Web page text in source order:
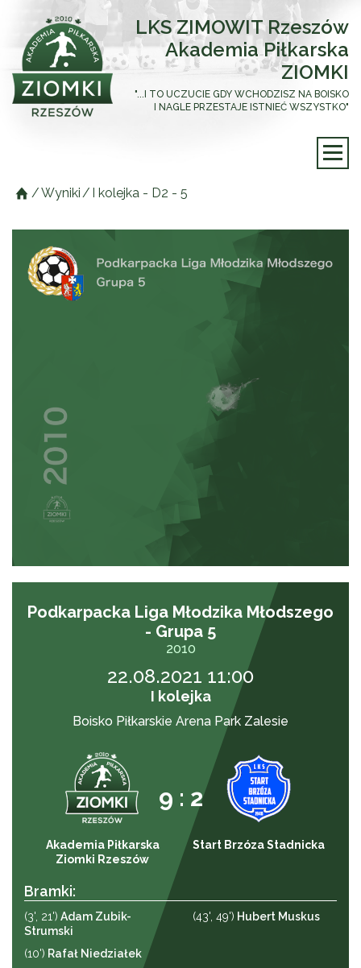
LKS ZIMOWIT Rzeszów
Akademia Piłkarska
ZIOMKI
"...I TO UCZUCIE GDY WCHODZISZ NA BOISKO
I NAGLE PRZESTAJE ISTNIEĆ WSZYSTKO"
/Wyniki / I kolejka - D2 - 5
Podkarpacka Liga Młodzika Młodszego
- Grupa 5
2010
22.08.2021 11:00
I kolejka
Boisko Piłkarskie Arena Park Zalesie
9 : 2
Akademia Piłkarska
Ziomki Rzeszów
Start Brzóza Stadnicka
Bramki:
(3', 21') Adam Zubik-
Strumski
(10') Rafał Niedziałek
(43', 49') Hubert Muskus